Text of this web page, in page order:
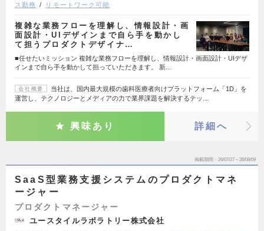
ス勤務 リモートワーク可能
複雑な業務フローを理解し、情報設計・画
面設計・UIデザインまで自ら手を動かし
て担うプロダクトデザイナ…
■任せたいミッション 複雑な業務フローを理解し、情報設計・画面設計・UIデザ
インまで自ら手を動かして担っていただきます。 新…
会社概要
当社は、国内最大規模の歯科医療者向けプラットフォーム「1D」を
運営し、テクノロジーとメディアの力で業界課題を解決するテッ…
興味あり 詳細へ
掲載期間 26/07/27～26/08/09
SaaS型業務支援システムのプロダクトマネ
ージャー
プロダクトマネージャー
ユースタイルラボラトリー株式会社